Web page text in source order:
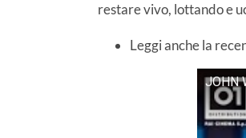
restare vivo, lottando e
Leggi anche la
JOHN